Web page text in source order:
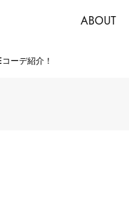
ABOUT
ーデ紹介！